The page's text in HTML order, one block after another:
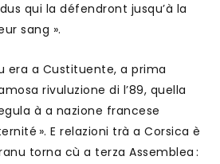
qui la défendront jusqu’à la
sang ».
era a Custituente, a prima
rivuluzione di l’89, quella
à a nazione francese
». E relazioni trà a Corsica è
torna cù a terza Assemblea :